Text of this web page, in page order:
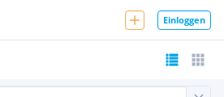
Einloggen